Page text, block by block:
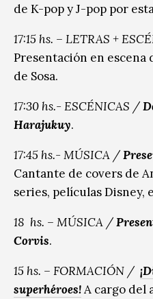
de K-pop y J-pop por
17:15 hs. – LETRAS +
Presentación en escena
de Sosa.
17:30 hs.- ESCÉNICAS /
Harajukuy.
17:45 hs.- MÚSICA /
Cantante de covers de
series, películas Disney,
18 hs. – MÚSICA /
Corvis.
15 hs. – FORMACIÓN /
superhéroes!A cargo del